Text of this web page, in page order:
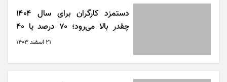
دستمزد کارگران برای سال ۱۴۰۴
چقدر بالا می‌رود؛ ۷۰ درصد یا ۴۰
۲۱ اسفند ۱۴۰۳